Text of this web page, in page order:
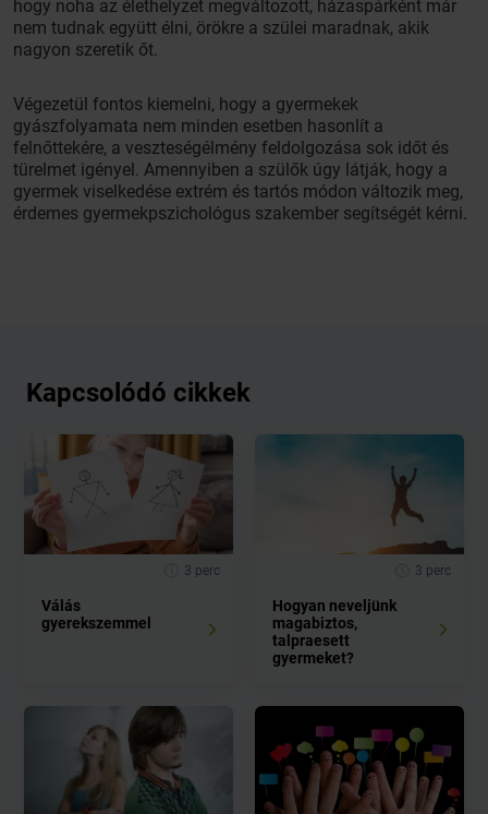
hogy noha az élethelyzet megváltozott, házaspárként már
nem tudnak együtt élni, örökre a szülei maradnak, akik
nagyon szeretik őt.
Végezetül fontos kiemelni, hogy a gyermekek
gyászfolyamata nem minden esetben hasonlít a
felnőttekére, a veszteségélmény feldolgozása sok időt és
türelmet igényel. Amennyiben a szülők úgy látják, hogy a
gyermek viselkedése extrém és tartós módon változik meg,
érdemes gyermekpszichológus szakember segítségét kérni.
Kapcsolódó cikkek
3 perc
Válás
gyerekszemmel
3 perc
Hogyan neveljünk
magabiztos,
talpraesett
gyermeket?